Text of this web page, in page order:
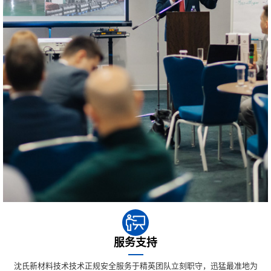
服务支持
沈氏新材料技术技术正规安全服务于精英团队立刻职守，迅猛最准地为